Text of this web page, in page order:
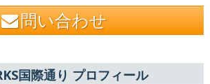
問い合わせ
国際通り プロフィール